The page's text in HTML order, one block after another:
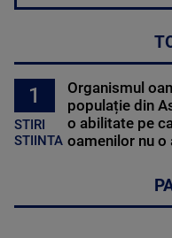
1
STIRI
STIINTA
Organismul
populație din
o abilitate pe
oamenilor nu o